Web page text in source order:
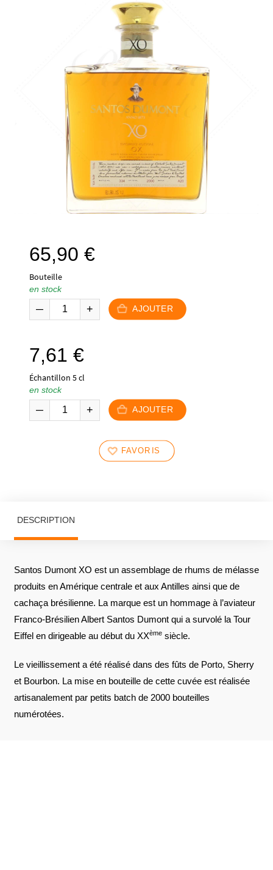
65,90 €
Bouteille
en stock
AJOUTER
7,61 €
Échantillon 5 cl
en stock
AJOUTER
FAVORIS
DESCRIPTION
Santos Dumont XO est un assemblage de rhums de mélasse
produits en Amérique centrale et aux Antilles ainsi que de
cachaça brésilienne. La marque est un hommage à l’aviateur
Franco-Brésilien Albert Santos Dumont qui a survolé la Tour
Eiffel en dirigeable au début du XXèmesiècle.
Le vieillissement a été réalisé dans des fûts de Porto, Sherry
et Bourbon. La mise en bouteille de cette cuvée est réalisée
artisanalement par petits batch de 2000 bouteilles
numérotées.